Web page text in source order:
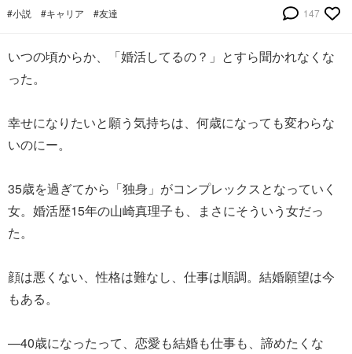
#小説 #キャリア #友達 147
いつの頃からか、「婚活してるの？」とすら聞かれなくな
った。
幸せになりたいと願う気持ちは、何歳になっても変わらな
いのにー。
35歳を過ぎてから「独身」がコンプレックスとなっていく
女。婚活歴15年の山崎真理子も、まさにそういう女だっ
た。
顔は悪くない、性格は難なし、仕事は順調。結婚願望は今
もある。
—40歳になったって、恋愛も結婚も仕事も、諦めたくな